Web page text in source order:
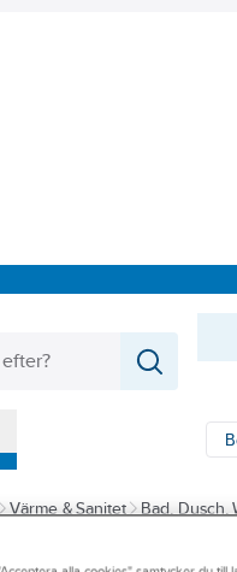
Värme & Sanitet
Bad, Dusch,
Packningar till